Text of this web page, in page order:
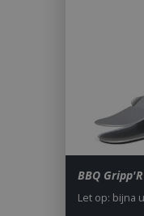
BBQ Gripp'R
Let op: bijna